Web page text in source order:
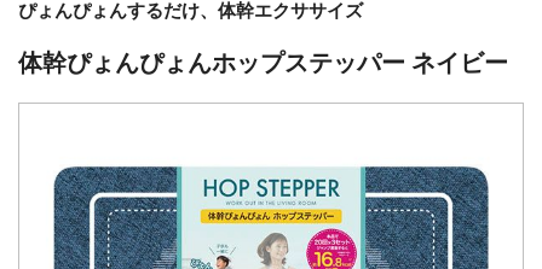
ぴょんぴょんするだけ、体幹エクササイズ
体幹ぴょんぴょんホップステッパー ネイビー